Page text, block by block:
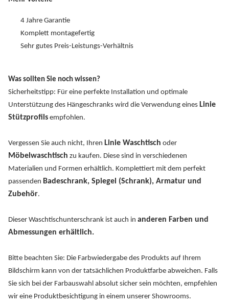
4 Jahre Garantie
Komplett montagefertig
Sehr gutes Preis-Leistungs-Verhältnis
Was sollten Sie noch wissen?
Sicherheitstipp: Für eine perfekte Installation und optimale
Unterstützung des Hängeschranks wird die Verwendung eines Linie
Stützprofils empfohlen.
Vergessen Sie auch nicht, Ihren Linie Waschtisch oder
Möbelwaschtisch zu kaufen. Diese sind in verschiedenen
Materialien und Formen erhältlich. Komplettiert mit dem perfekt
passenden Badeschrank, Spiegel (Schrank), Armatur und
Zubehör.
Dieser Waschtischunterschrank ist auch in anderen Farben und
Abmessungen erhältlich.
Bitte beachten Sie: Die Farbwiedergabe des Produkts auf Ihrem
Bildschirm kann von der tatsächlichen Produktfarbe abweichen. Falls
Sie sich bei der Farbauswahl absolut sicher sein möchten, empfehlen
wir eine Produktbesichtigung in einem unserer Showrooms.